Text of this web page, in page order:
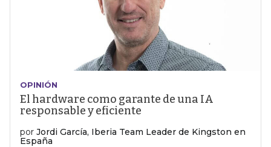
OPINIÓN
El hardware como garante de una IA
responsable y eficiente
por Jordi García, Iberia Team Leader de Kingston en
España